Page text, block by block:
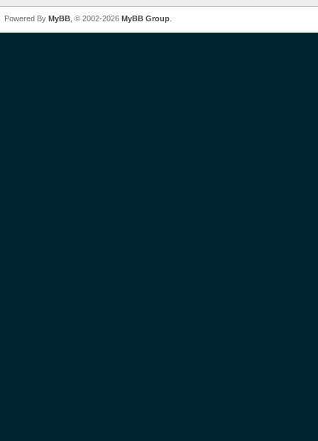
Powered By MyBB , © 2002-2026 MyBB Group